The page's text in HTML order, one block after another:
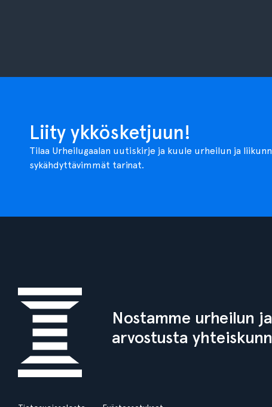
Liity ykkösketjuun!
Tilaa Urheilugaalan uutiskirje ja kuule urheilun ja
sykähdyttävimmät tarinat.
Nostamme urheilun
arvostusta